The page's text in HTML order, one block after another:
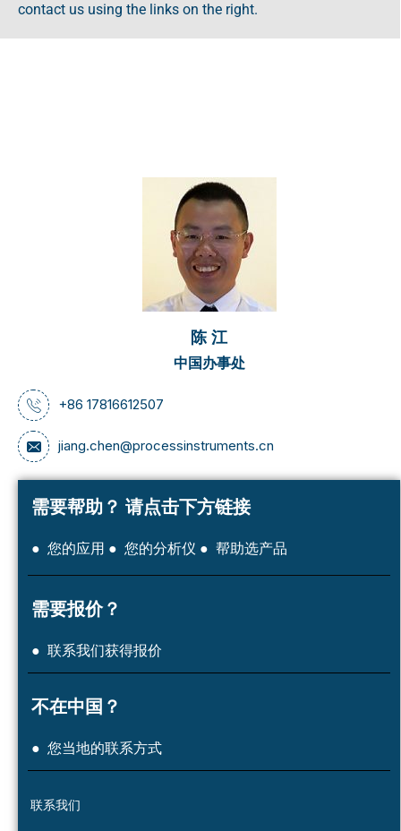
contact us using the links on the right.
陈 江
中国办事处
+86 17816612507
jiang.chen@processinstruments.cn
需要帮助？ 请点击下方链接
● 您的应用 ● 您的分析仪 ● 帮助选产品
需要报价？
● 联系我们获得报价
不在中国？
● 您当地的联系方式
联系我们